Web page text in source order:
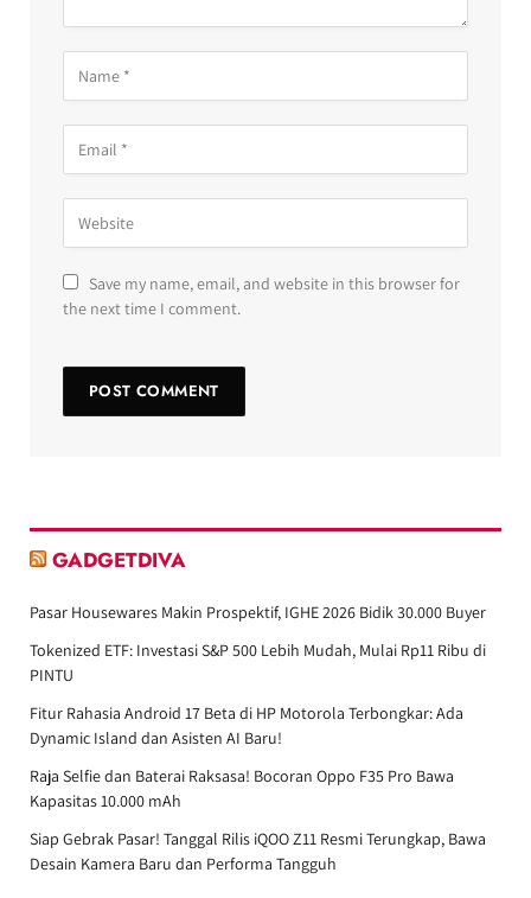
Save my name, email, and website in this browser for
the next time I comment.
GADGETDIVA
Pasar Housewares Makin Prospektif, IGHE 2026 Bidik 30.000 Buyer
Tokenized ETF: Investasi S&P 500 Lebih Mudah, Mulai Rp11 Ribu di
PINTU
Fitur Rahasia Android 17 Beta di HP Motorola Terbongkar: Ada
Dynamic Island dan Asisten AI Baru!
Raja Selfie dan Baterai Raksasa! Bocoran Oppo F35 Pro Bawa
Kapasitas 10.000 mAh
Siap Gebrak Pasar! Tanggal Rilis iQOO Z11 Resmi Terungkap, Bawa
Desain Kamera Baru dan Performa Tangguh